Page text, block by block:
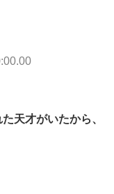
天才がいたから、